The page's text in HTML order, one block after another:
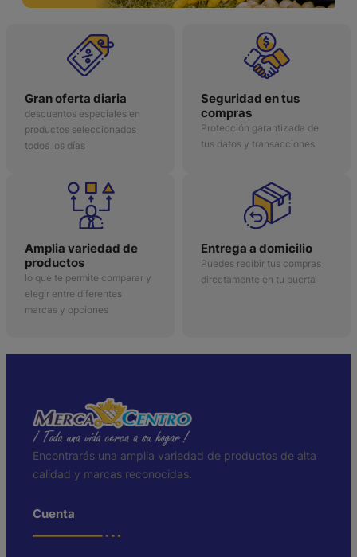
Gran oferta diaria
descuentos especiales en
productos seleccionados
todos los días
Seguridad en tus
compras
Protección garantizada de
tus datos y transacciones
Amplia variedad de
productos
lo que te permite comparar y
elegir entre diferentes
marcas y opciones
Entrega a domicilio
Puedes recibir tus compras
directamente en tu puerta
Encontrarás una amplia variedad de productos de alta
calidad y marcas reconocidas.
Cuenta